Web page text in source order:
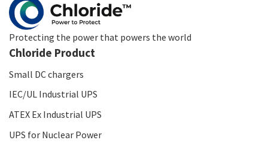
Protecting the power that powers the world
Chloride Product
Small DC chargers
IEC/UL Industrial UPS
ATEX Ex Industrial UPS
UPS for Nuclear Power